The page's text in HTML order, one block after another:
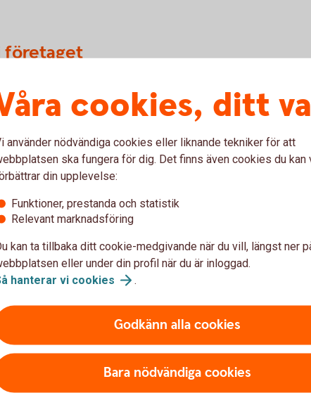
företaget
den löpande verksamheten kan det ibland
till avkastning över tid, men innebär också att
del av den framtida ekonomin. Därför väljer
upp ett pensionskapital.
cookies, ditt
använder nödvändiga cookies eller liknande tekniker för att
ska fungera för dig. Det finns även cookies du kan
din upplevelse:
Funktioner, prestanda och statistik
Relevant marknadsföring
kan ta tillbaka ditt cookie-medgivande när du vill, längst ner
eller under din profil när du är inloggad.
hanterar vi cookies .
Godkänn alla cookies
Bara nödvändiga cookies